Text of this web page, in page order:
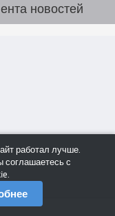
новостей
работал лучше.
соглашаетесь с